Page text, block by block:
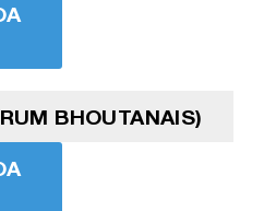
BHOUTANAIS)